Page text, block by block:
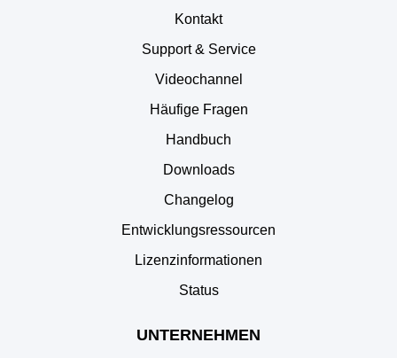
Kontakt
Support & Service
Videochannel
Häufige Fragen
Handbuch
Downloads
Changelog
Entwicklungsressourcen
Lizenzinformationen
Status
UNTERNEHMEN